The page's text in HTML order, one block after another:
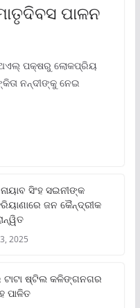
ପାଳନ
ଅଏଲ୍ ପକ୍ଷରୁ ଲୋକପ୍ରିୟ
ନନ୍ଦୀଙ୍କୁ ନେଇ
ସିଂହ ସଇନୀଙ୍କ
ଜନ କୈନ୍ଦ୍ରୀକ
2025
ଟାଟା ଷ୍ଟିଲ କଳିଙ୍ଗନଗର
ପାଳିତ